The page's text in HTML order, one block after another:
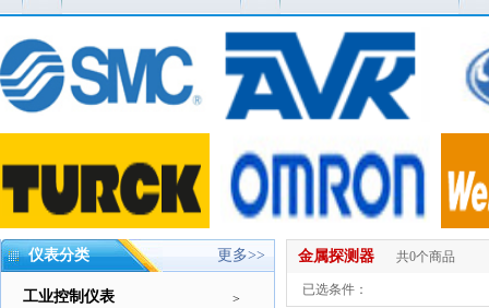
仪表分类 更多>>
>
工业控制仪表
金属探测器 共0个商品
已选条件：